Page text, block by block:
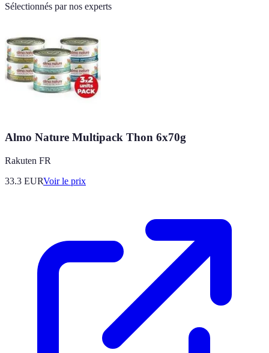
Sélectionnés par nos experts
Almo Nature Multipack Thon 6x70g
Rakuten FR
33.3 EURVoir le prix